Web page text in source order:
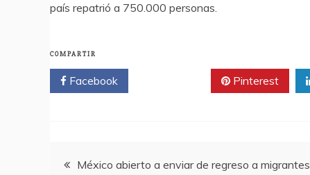
país repatrió a 750.000 personas.
COMPARTIR
Facebook Pinterest
Navegación
México abierto a enviar de regreso a migrantes